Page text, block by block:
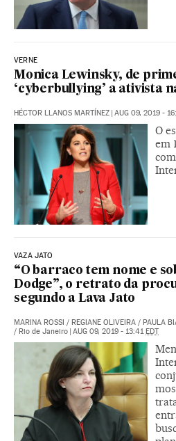
VERNE
Monica Lewinsky, de
‘cyberbullying’ a ativista
HÉCTOR LLANOS MARTÍNEZ | AUG 09, 2019 -
O
em
VAZA JATO
“O barraco tem nome e
Dodge”, o retrato da
segundo a Lava Jato
MARINA ROSSI / REGIANE OLIVEIRA / PAULA
/ Rio de Janeiro | AUG 09, 2019 - 13:41EDT